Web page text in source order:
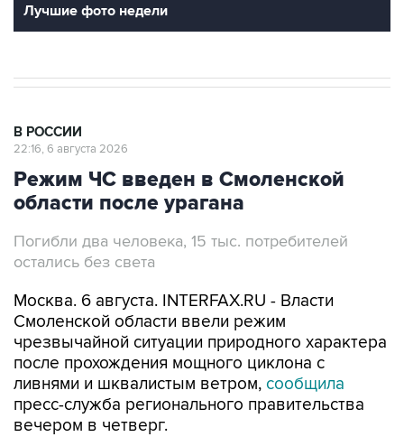
Лучшие фото недели
В РОССИИ
22:16, 6 августа 2026
Режим ЧС введен в Смоленской
области после урагана
Погибли два человека, 15 тыс. потребителей
остались без света
Москва. 6 августа. INTERFAX.RU - Власти
Смоленской области ввели режим
чрезвычайной ситуации природного характера
после прохождения мощного циклона с
ливнями и шквалистым ветром, сообщила
пресс-служба регионального правительства
вечером в четверг.